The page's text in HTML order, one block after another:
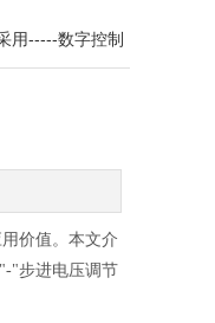
用-----数字控制
价值。本文介
"步进电压调节